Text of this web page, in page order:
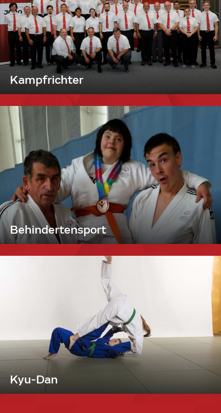
Kampfrichter
Behindertensport
Kyu-Dan